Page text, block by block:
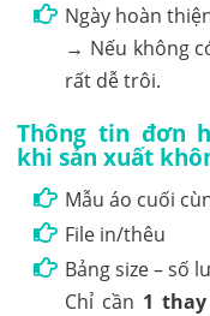
Ngày hoàn
→ Nếu không
rất dễ trôi.
Thông tin đơn
khi sản xuất
Mẫu áo cuối
File in/thêu
Bảng size – số
Chỉ cần 1